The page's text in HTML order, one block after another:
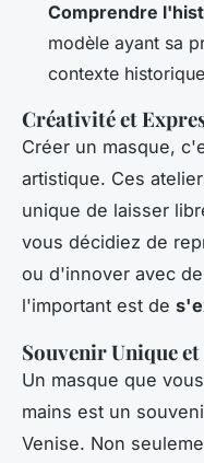
Comprendre
modèle ayant sa
contexte
Créativité et
Créer un masque,
artistique. Ces
unique de laisser
vous décidiez de
ou d'innover avec
l'important est de
Souvenir Unique
Un masque que
mains est un
Venise. Non